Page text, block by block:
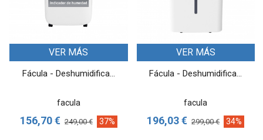
VER MÁS
Fácula - Deshumidifica...
facula
156,70 € 249,00 € 37%
VER MÁS
Fácula - Deshumidifica...
facula
196,03 € 299,00 € 34%